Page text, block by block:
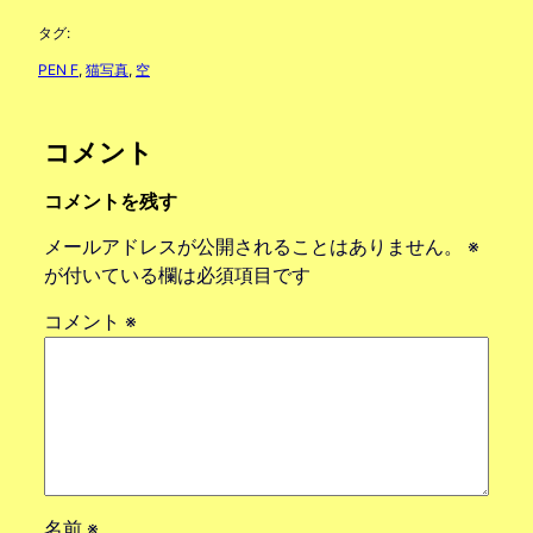
タグ:
PEN F, 猫写真, 空
コメント
コメントを残す
メールアドレスが公開されることはありません。
※
が付いている欄は必須項目です
コメント ※
名前 ※